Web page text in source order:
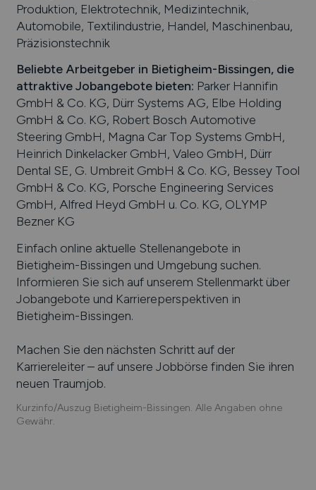
Produktion, Elektrotechnik, Medizintechnik,
Automobile, Textilindustrie, Handel, Maschinenbau,
Präzisionstechnik
Beliebte Arbeitgeber in Bietigheim-Bissingen, die
attraktive Jobangebote bieten: Parker Hannifin
GmbH & Co. KG, Dürr Systems AG, Elbe Holding
GmbH & Co. KG, Robert Bosch Automotive
Steering GmbH, Magna Car Top Systems GmbH,
Heinrich Dinkelacker GmbH, Valeo GmbH, Dürr
Dental SE, G. Umbreit GmbH & Co. KG, Bessey Tool
GmbH & Co. KG, Porsche Engineering Services
GmbH, Alfred Heyd GmbH u. Co. KG, OLYMP
Bezner KG
Einfach online aktuelle Stellenangebote in
Bietigheim-Bissingen und Umgebung suchen.
Informieren Sie sich auf unserem Stellenmarkt über
Jobangebote und Karriereperspektiven in
Bietigheim-Bissingen.
Machen Sie den nächsten Schritt auf der
Karriereleiter – auf unsere Jobbörse finden Sie ihren
neuen Traumjob.
Kurzinfo/Auszug Bietigheim-Bissingen. Alle Angaben ohne
Gewähr.